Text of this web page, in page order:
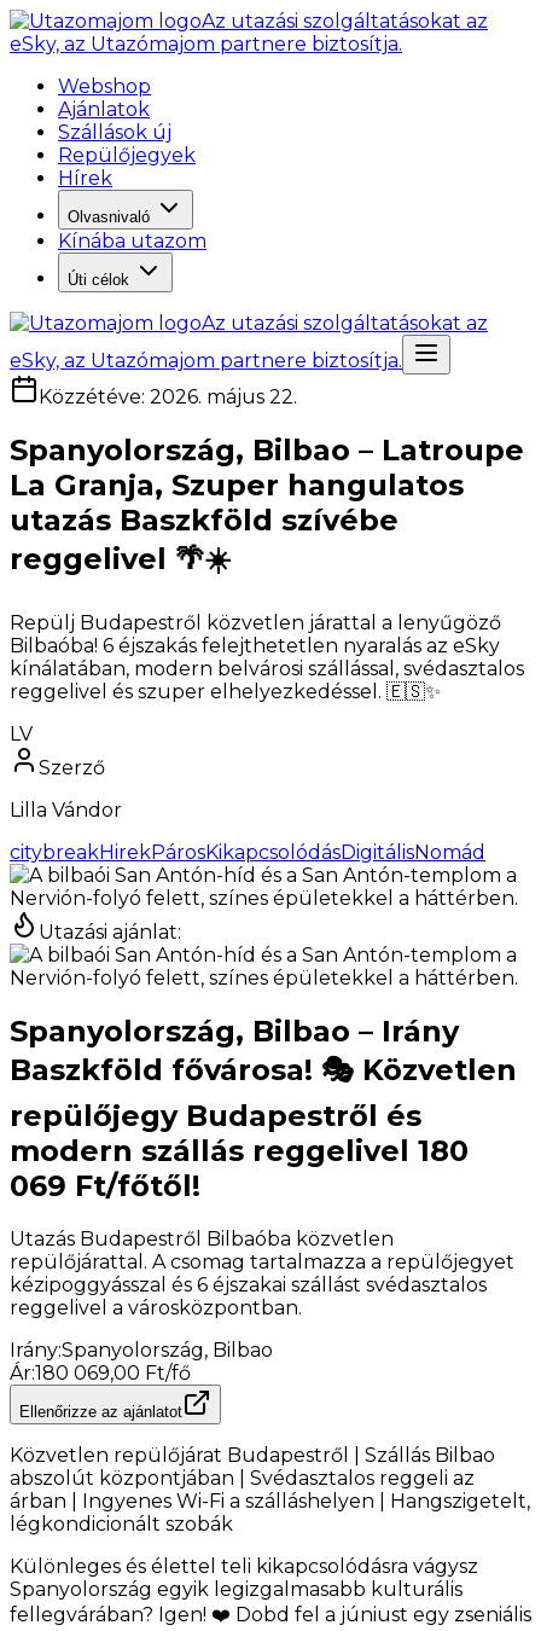
Az utazási szolgáltatásokat az
eSky, az Utazómajom partnere biztosítja.
Webshop
Ajánlatok
Szállások új
Repülőjegyek
Hírek
Olvasnivaló
Kínába utazom
Úti célok
Az utazási szolgáltatásokat az
eSky, az Utazómajom partnere biztosítja.
Közzétéve: 2026. május 22.
Spanyolország, Bilbao – Latroupe
La Granja, Szuper hangulatos
utazás Baszkföld szívébe
reggelivel 🌴☀️
Repülj Budapestről közvetlen járattal a lenyűgöző
Bilbaóba! 6 éjszakás felejthetetlen nyaralás az eSky
kínálatában, modern belvárosi szállással, svédasztalos
reggelivel és szuper elhelyezkedéssel. 🇪🇸✨
LV
Szerző
Lilla Vándor
citybreakHirekPárosKikapcsolódásDigitálisNomád
Utazási ajánlat:
Spanyolország, Bilbao – Irány
Baszkföld fővárosa! 🎭 Közvetlen
repülőjegy Budapestről és
modern szállás reggelivel 180
069 Ft/főtől!
Utazás Budapestről Bilbaóba közvetlen
repülőjárattal. A csomag tartalmazza a repülőjegyet
kézipoggyásszal és 6 éjszakai szállást svédasztalos
reggelivel a városközpontban.
Irány:Spanyolország, Bilbao
Ár:180 069,00 Ft/fő
Ellenőrizze az ajánlatot
Közvetlen repülőjárat Budapestről | Szállás Bilbao
abszolút központjában | Svédasztalos reggeli az
árban | Ingyenes Wi-Fi a szálláshelyen | Hangszigetelt,
légkondicionált szobák
Különleges és élettel teli kikapcsolódásra vágysz
Spanyolország egyik legizgalmasabb kulturális
fellegvárában? Igen! ❤️ Dobd fel a júniust egy zseniális